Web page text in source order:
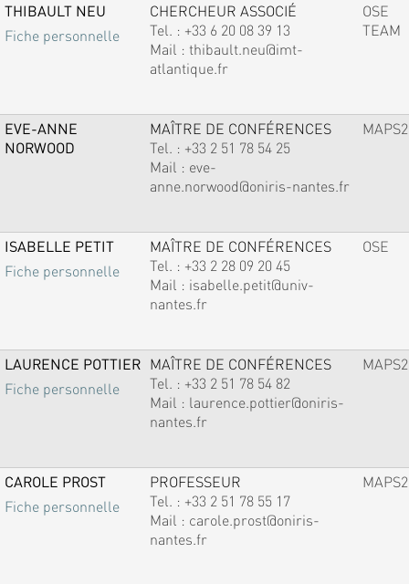
THIBAULT NEU
Fiche personnelle
CHERCHEUR ASSOCIÉ
Tel. : +33 6 20 08 39 13
Mail : thibault.neu@imt-
atlantique.fr
OSE
TEAM
EVE-ANNE
NORWOOD
MAÎTRE DE CONFÉRENCES
Tel. : +33 2 51 78 54 25
Mail : eve-
anne.norwood@oniris-nantes.fr
MAPS2
ISABELLE PETIT
Fiche personnelle
MAÎTRE DE CONFÉRENCES
Tel. : +33 2 28 09 20 45
Mail : isabelle.petit@univ-
nantes.fr
OSE
LAURENCE POTTIER
Fiche personnelle
MAÎTRE DE CONFÉRENCES
Tel. : +33 2 51 78 54 82
Mail : laurence.pottier@oniris-
nantes.fr
MAPS2
CAROLE PROST
Fiche personnelle
PROFESSEUR
Tel. : +33 2 51 78 55 17
Mail : carole.prost@oniris-
nantes.fr
MAPS2